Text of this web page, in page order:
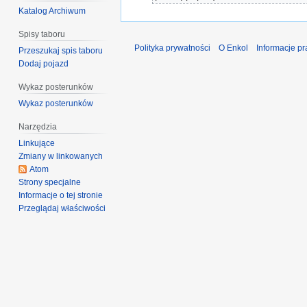
Katalog Archiwum
Spisy taboru
Przeszukaj spis taboru
Dodaj pojazd
Wykaz posterunków
Wykaz posterunków
Narzędzia
Linkujące
Zmiany w linkowanych
Atom
Strony specjalne
Informacje o tej stronie
Przeglądaj właściwości
Polityka prywatności O Enkol Informacje